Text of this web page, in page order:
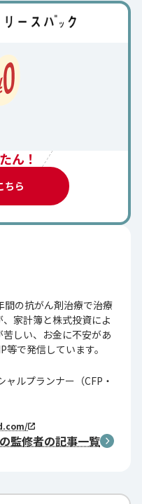
ん！
ちら
の抗がん剤治療で治療
家計簿と株式投資によ
しい、お金に不安があ
で発信しています。
ルプランナー（CFP・
監修者の記事一覧